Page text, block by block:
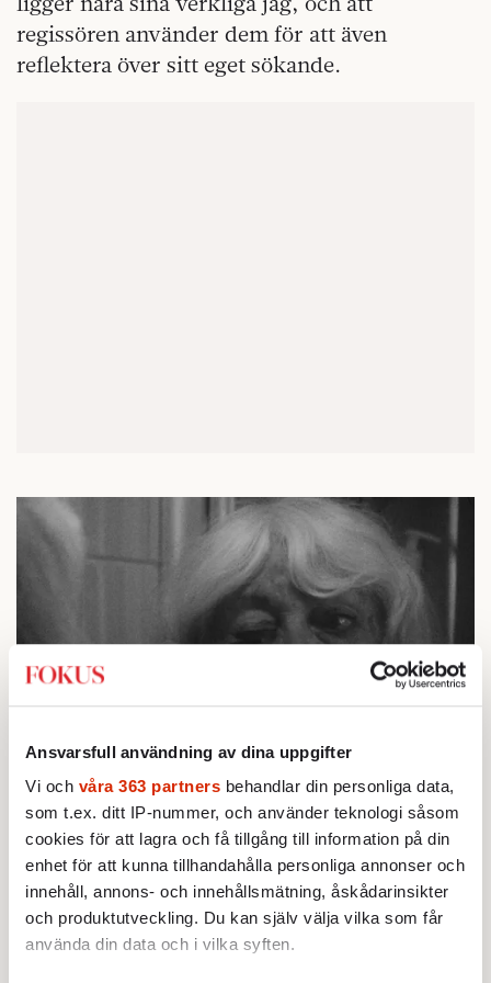
Ansvarsfull användning av dina uppgifter
Vi och våra 363 partners behandlar din personliga data,
som t.ex. ditt IP-nummer, och använder teknologi såsom
cookies för att lagra och få tillgång till information på din
enhet för att kunna tillhandahålla personliga annonser och
innehåll, annons- och innehållsmätning, åskådarinsikter
och produktutveckling. Du kan själv välja vilka som får
använda din data och i vilka syften.
regissören använder dem för att även
reflektera över sitt eget sökande.
Anita Holm i Kim EkbergsDoggerland. Foto: Kim Ekberg
EFTER VISNINGENundrade en man i publiken